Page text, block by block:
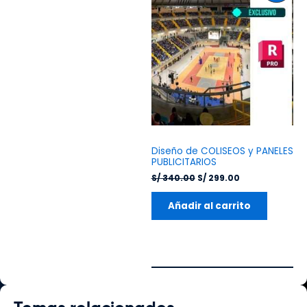
En
Diseño de COLISEOS y PANELES
PUBLICITARIOS
S/340.00
original
era:
S/ 340.00.
S/299.00
actual
es:
S/ 299.00.
Añadir al carrito